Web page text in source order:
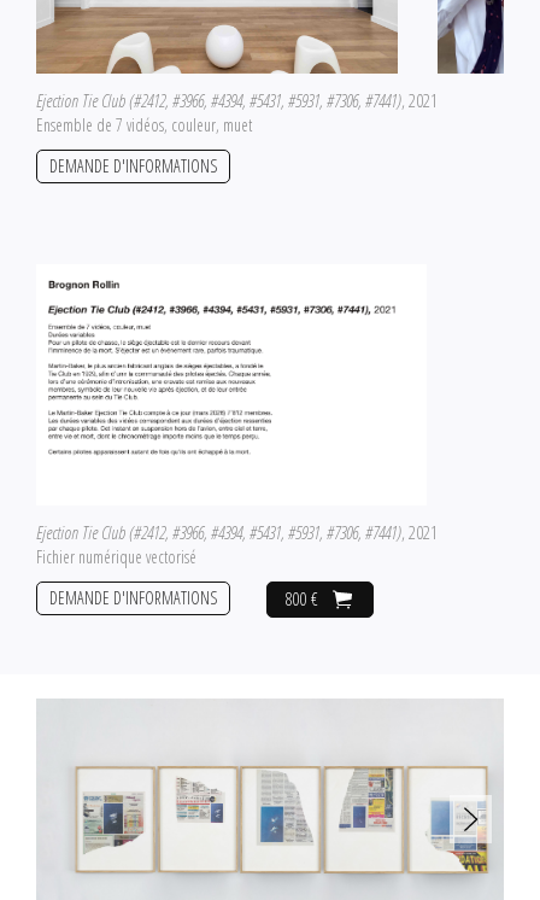
Ejection Tie Club (#2412, #3966, #4394, #5431, #5931, #7306, #7441), 2021
Ensemble de 7 vidéos, couleur, muet
DEMANDE D'INFORMATIONS
Ejection Tie Club (#2412, #3966, #4394, #5431, #5931, #7306, #7441), 2021
Fichier numérique vectorisé
800 €
DEMANDE D'INFORMATIONS